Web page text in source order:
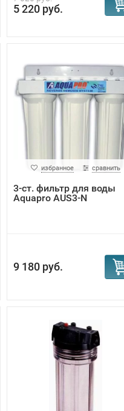
5 220 руб.
избранное сравнить
3-ст. фильтр для воды
Aquapro AUS3-N
9 180 руб.